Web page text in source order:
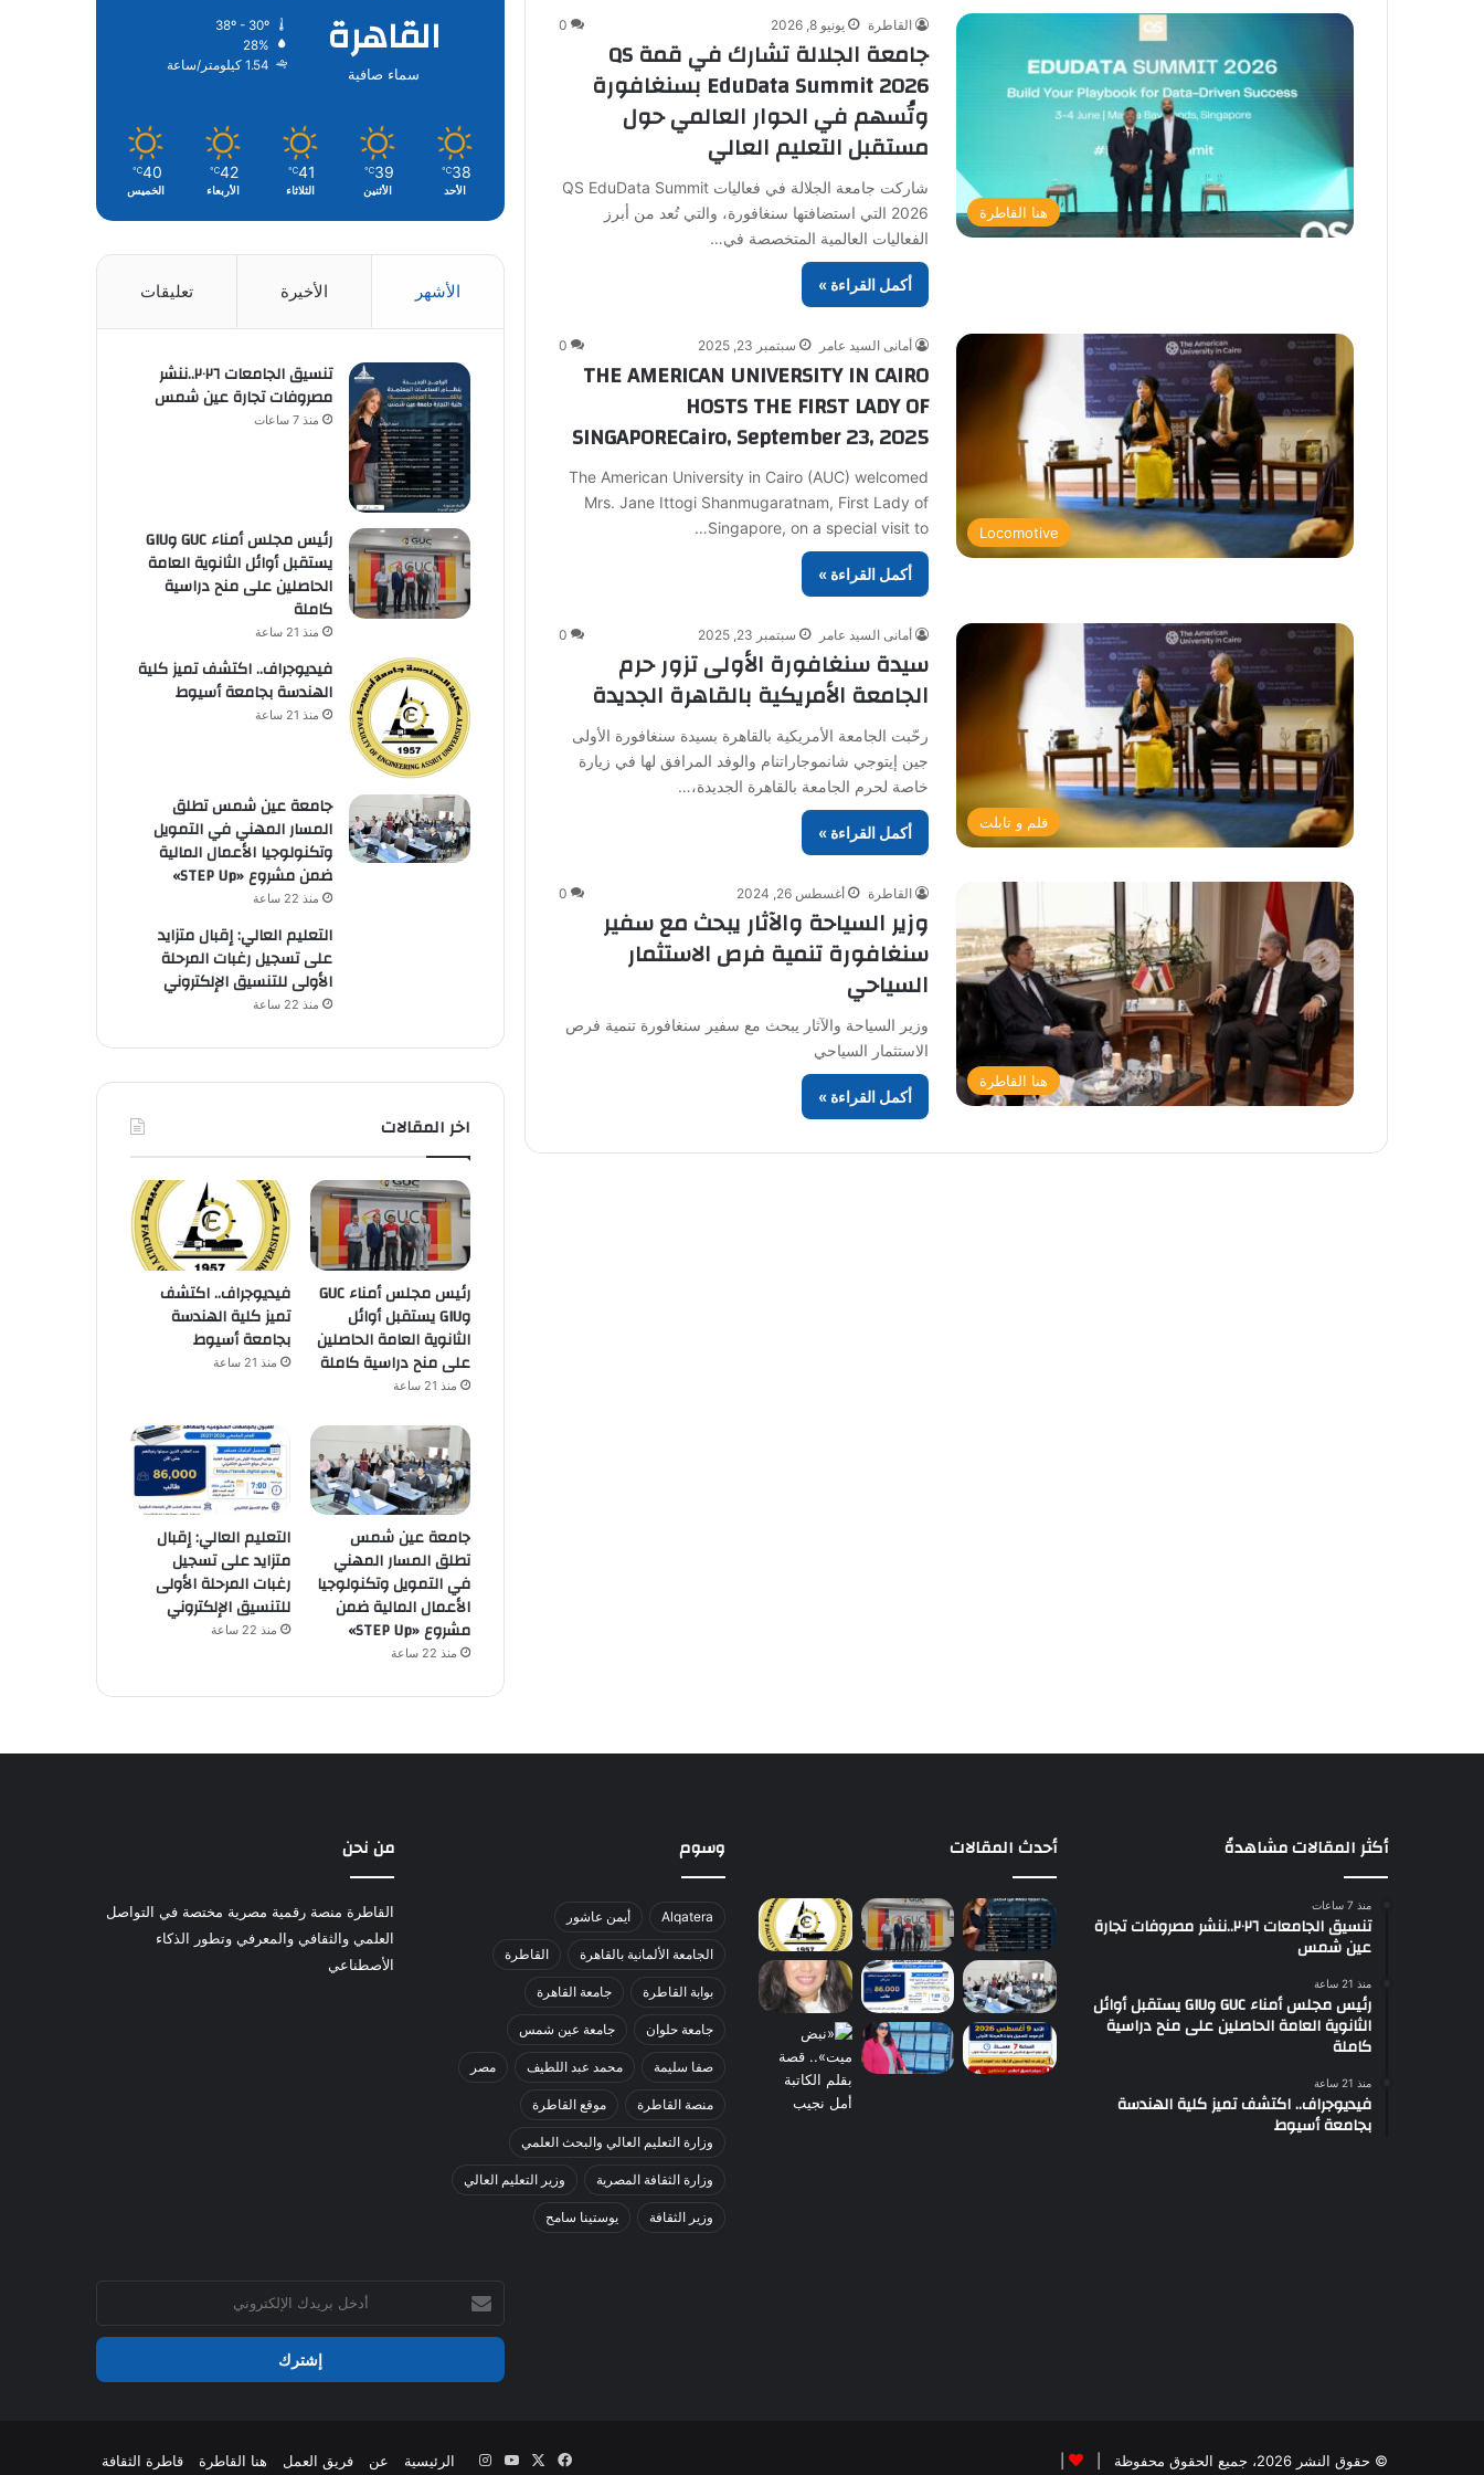
هنا القاطرة
القاطرة يونيو 8, 2026 0
جامعة الجلالة تشارك في قمة QS
EduData Summit 2026 بسنغافورة
وتُسهم في الحوار العالمي حول
مستقبل التعليم العالي
شاركت جامعة الجلالة في فعاليات QS EduData Summit
2026 التي استضافتها سنغافورة، والتي تُعد من أبرز
الفعاليات العالمية المتخصصة في…
أكمل القراءة »
Locomotive
أمانى السيد عامر سبتمبر 23, 2025 0
THE AMERICAN UNIVERSITY IN CAIRO
HOSTS THE FIRST LADY OF
SINGAPORECairo, September 23, 2025
The American University in Cairo (AUC) welcomed
Mrs. Jane Ittogi Shanmugaratnam, First Lady of
Singapore, on a special visit to…
أكمل القراءة »
قلم و تابلت
أمانى السيد عامر سبتمبر 23, 2025 0
سيدة سنغافورة الأولى تزور حرم
الجامعة الأمريكية بالقاهرة الجديدة
رحّبت الجامعة الأمريكية بالقاهرة بسيدة سنغافورة الأولى
جين إيتوجي شانموجاراتنام والوفد المرافق لها في زيارة
خاصة لحرم الجامعة بالقاهرة الجديدة،…
أكمل القراءة »
هنا القاطرة
القاطرة أغسطس 26, 2024 0
⁠وزير السياحة والآثار يبحث مع سفير
سنغافورة تنمية فرص الاستثمار
السياحي
⁠وزير السياحة والآثار يبحث مع سفير سنغافورة تنمية فرص
الاستثمار السياحي
أكمل القراءة »
القاهرة
سماء صافية
28%
1.54 كيلومتر/ساعة
38
℃
الأحد
39
℃
الأثنين
41
℃
الثلاثاء
42
℃
الأربعاء
40
℃
الخميس
الأشهر الأخيرة تعليقات
تنسيق الجامعات ٢٠٢٦..ننشر
مصروفات تجارة عين شمس
منذ 7 ساعات
رئيس مجلس أمناء GUC وGIU
يستقبل أوائل الثانوية العامة
الحاصلين على منح دراسية
كاملة
منذ 21 ساعة
فيديوجراف.. اكتشف تميز كلية
الهندسة بجامعة أسيوط
منذ 21 ساعة
جامعة عين شمس تطلق
المسار المهني في التمويل
وتكنولوجيا الأعمال المالية
ضمن مشروع «STEP Up»
منذ 22 ساعة
التعليم العالي: إقبال متزايد
على تسجيل رغبات المرحلة
الأولى للتنسيق الإلكتروني
منذ 22 ساعة
اخر المقالات
رئيس مجلس أمناء GUC
وGIU يستقبل أوائل
الثانوية العامة الحاصلين
على منح دراسية كاملة
منذ 21 ساعة
فيديوجراف.. اكتشف
تميز كلية الهندسة
بجامعة أسيوط
منذ 21 ساعة
جامعة عين شمس
تطلق المسار المهني
في التمويل وتكنولوجيا
الأعمال المالية ضمن
مشروع «STEP Up»
منذ 22 ساعة
التعليم العالي: إقبال
متزايد على تسجيل
رغبات المرحلة الأولى
للتنسيق الإلكتروني
منذ 22 ساعة
أكثر المقالات مشاهدةً
منذ 7 ساعات
تنسيق الجامعات ٢٠٢٦..ننشر مصروفات تجارة
عين شمس
منذ 21 ساعة
رئيس مجلس أمناء GUC وGIU يستقبل أوائل
الثانوية العامة الحاصلين على منح دراسية
كاملة
منذ 21 ساعة
فيديوجراف.. اكتشف تميز كلية الهندسة
بجامعة أسيوط
أحدث المقالات وسوم
Alqatera أيمن عاشور
الجامعة الألمانية بالقاهرة القاطرة
بوابة القاطرة جامعة القاهرة
جامعة حلوان جامعة عين شمس
صفا سليمة محمد عبد اللطيف مصر
منصة القاطرة موقع القاطرة
وزارة التعليم العالي والبحث العلمي
وزارة الثقافة المصرية وزير التعليم العالي
وزير الثقافة يوستينا سامح
من نحن
القاطرة منصة رقمية مصرية مختصة في التواصل
العلمي والثقافي والمعرفي وتطور الذكاء
الأصطناعي
بريدك
الإلكتروني
© حقوق النشر 2026، جميع الحقوق محفوظة | الرئيسية عن فريق العمل هنا القاطرة قاطرة الثقافة فيسبوك ‫YouTube
انستقرام